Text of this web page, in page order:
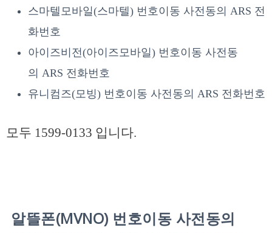
스마텔모바일(스마텔) 번호이동 사전동의 ARS 전
화번호
아이즈비전(아이즈모바일) 번호이동 사전동
의 ARS 전화번호
유니컴즈(모빙) 번호이동 사전동의 ARS 전화번호
모두 1599-0133 입니다.
알뜰폰(MVNO) 번호이동 사전동의